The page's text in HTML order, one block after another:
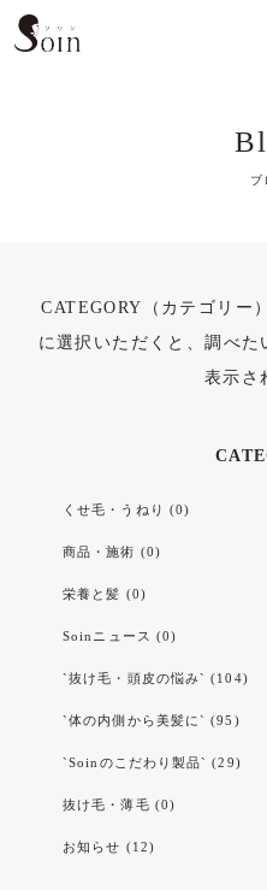
ブ
CATEGORY（カテゴリー
に選択いただくと、調べ
表示さ
くせ毛・うねり (0)
商品・施術 (0)
栄養と髪 (0)
Soinニュース (0)
`抜け毛・頭皮の悩み` (104)
`体の内側から美髪に` (95)
`Soinのこだわり製品` (29)
抜け毛・薄毛 (0)
お知らせ (12)